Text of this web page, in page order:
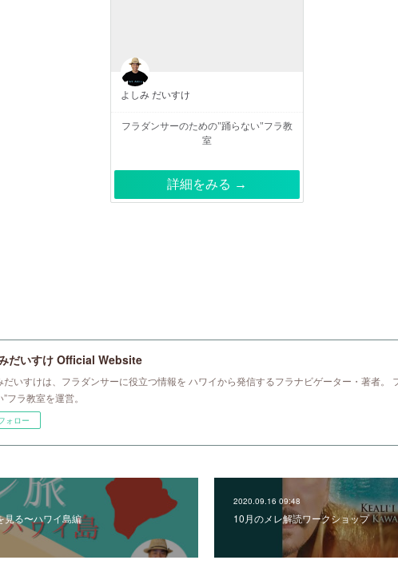
だいすけ Official Website
だいすけは、フラダンサーに役立つ情報を ハワイから発信するフラナビゲーター・著者。
”フラ教室を運営。
ォロー
見る〜ハワイ島編
2020.09.16 09:48
10月のメレ解読ワークショップ